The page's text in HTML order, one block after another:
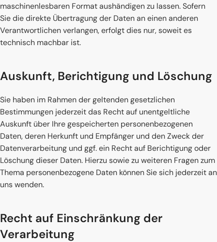
maschinenlesbaren Format aushändigen zu lassen. Sofern
Sie die direkte Übertragung der Daten an einen anderen
Verantwortlichen verlangen, erfolgt dies nur, soweit es
technisch machbar ist.
Auskunft, Berichtigung und Löschung
Sie haben im Rahmen der geltenden gesetzlichen
Bestimmungen jederzeit das Recht auf unentgeltliche
Auskunft über Ihre gespeicherten personenbezogenen
Daten, deren Herkunft und Empfänger und den Zweck der
Datenverarbeitung und ggf. ein Recht auf Berichtigung oder
Löschung dieser Daten. Hierzu sowie zu weiteren Fragen zum
Thema personenbezogene Daten können Sie sich jederzeit an
uns wenden.
Recht auf Einschränkung der
Verarbeitung